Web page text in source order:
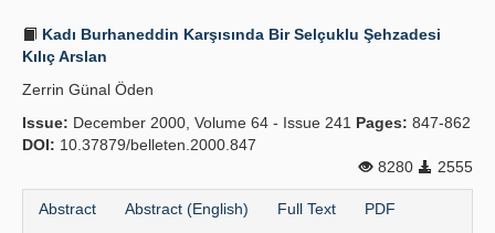
Principles
Publication Policies
Guidelines
Kadı Burhaneddin Karşısında Bir Selçuklu Şehzadesi
Kılıç Arslan
Zerrin Günal Öden
Issue: December 2000, Volume 64 - Issue 241 Pages: 847-862
DOI: 10.37879/belleten.2000.847
8280
2555
Abstract Abstract (English) Full Text PDF